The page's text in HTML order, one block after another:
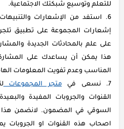
للتعلم وتوسيع شبكتك الاجتماعية.
استفد من الإشعارات
إشعارات المجموعة على تطبيق
على علم بالمحادثات الجديدة
هذا يمكن أن يساعدك على
المناسب وعدم تفويت المعلومات
نسعى في متجر المجموعات
القنوات والجروبات المفيدة
السوقي في المضمون. لانضمن هذا
اصحاب هذه القنوات او الجروبات